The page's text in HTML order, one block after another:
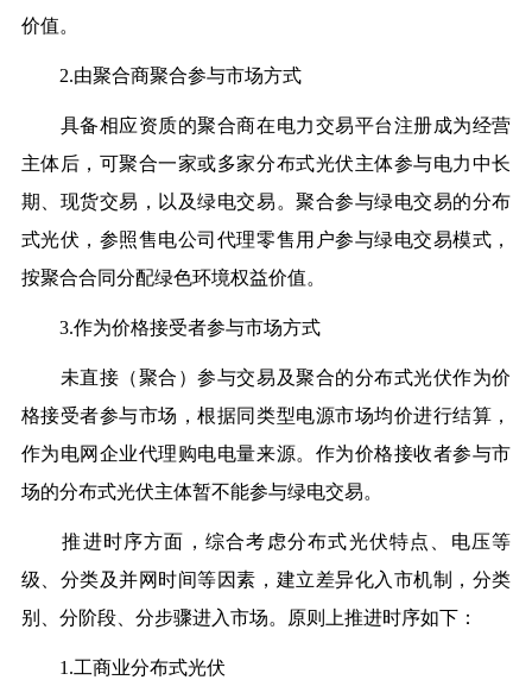
价值。
2.由聚合商聚合参与市场方式
具备相应资质的聚合商在电力交易平台注册成为经营
主体后，可聚合一家或多家分布式光伏主体参与电力中长
期、现货交易，以及绿电交易。聚合参与绿电交易的分布
式光伏，参照售电公司代理零售用户参与绿电交易模式，
按聚合合同分配绿色环境权益价值。
3.作为价格接受者参与市场方式
未直接（聚合）参与交易及聚合的分布式光伏作为价
格接受者参与市场，根据同类型电源市场均价进行结算，
作为电网企业代理购电电量来源。作为价格接收者参与市
场的分布式光伏主体暂不能参与绿电交易。
推进时序方面，综合考虑分布式光伏特点、电压等
级、分类及并网时间等因素，建立差异化入市机制，分类
别、分阶段、分步骤进入市场。原则上推进时序如下：
1.工商业分布式光伏